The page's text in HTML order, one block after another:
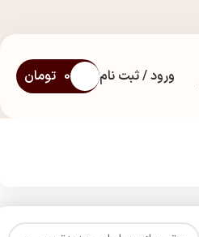
ورود / ثبت نام 0 تومان